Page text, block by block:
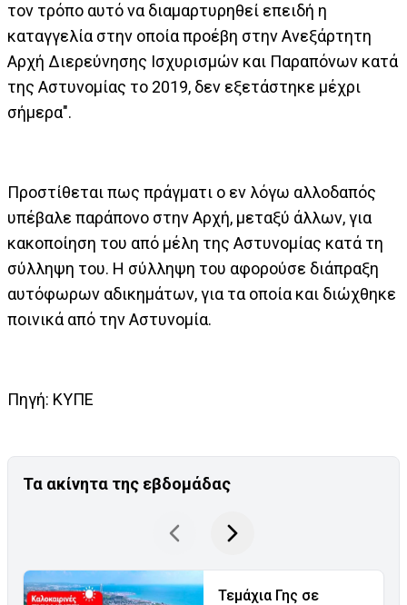
τον τρόπο αυτό να διαμαρτυρηθεί επειδή η
καταγγελία στην οποία προέβη στην Ανεξάρτητη
Αρχή Διερεύνησης Ισχυρισμών και Παραπόνων κατά
της Αστυνομίας το 2019, δεν εξετάστηκε μέχρι
σήμερα".
Προστίθεται πως πράγματι ο εν λόγω αλλοδαπός
υπέβαλε παράπονο στην Αρχή, μεταξύ άλλων, για
κακοποίηση του από μέλη της Αστυνομίας κατά τη
σύλληψη του. Η σύλληψη του αφορούσε διάπραξη
αυτόφωρων αδικημάτων, για τα οποία και διώχθηκε
ποινικά από την Αστυνομία.
Πηγή: ΚΥΠΕ
Τα ακίνητα της εβδομάδας
Τεμάχια Γης σε